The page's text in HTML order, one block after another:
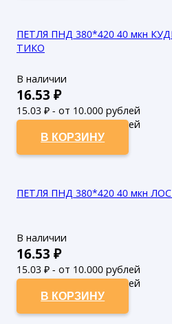
ПЕТЛЯ ПНД 380*420 40 мкн
ТИКО
В наличии
16.53 ₽
15.03 ₽ - от 10.000 рублей
13.66₽ - от 50.000 рублей
В КОРЗИНУ
ПЕТЛЯ ПНД 380*420 40 мкн
В наличии
16.53 ₽
15.03 ₽ - от 10.000 рублей
13.66₽ - от 50.000 рублей
В КОРЗИНУ